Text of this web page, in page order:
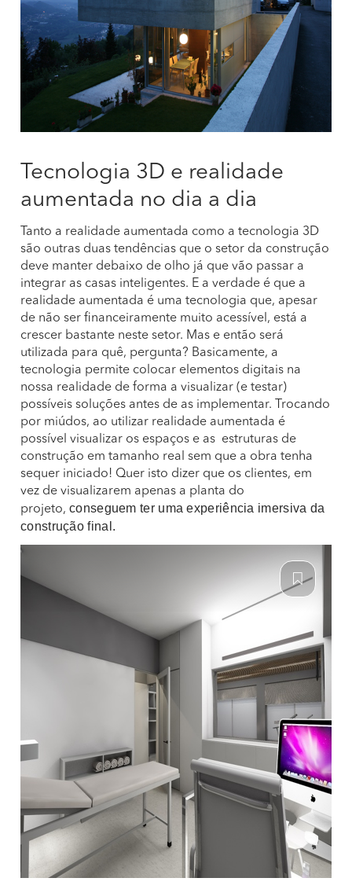
Tecnologia 3D e realidade
aumentada no dia a dia
Tanto a realidade aumentada como a tecnologia 3D
são outras duas tendências que o setor da construção
deve manter debaixo de olho já que vão passar a
integrar as casas inteligentes. E a verdade é que a
realidade aumentada é uma tecnologia que, apesar
de não ser financeiramente muito acessível, está a
crescer bastante neste setor. Mas e então será
utilizada para quê, pergunta? Basicamente, a
tecnologia permite colocar elementos digitais na
nossa realidade de forma a visualizar (e testar)
possíveis soluções antes de as implementar. Trocando
por miúdos, ao utilizar realidade aumentada é
possível visualizar os espaços e as estruturas de
construção em tamanho real sem que a obra tenha
sequer iniciado! Quer isto dizer que os clientes, em
vez de visualizarem apenas a planta do
projeto, conseguem ter uma experiência imersiva da
construção final.